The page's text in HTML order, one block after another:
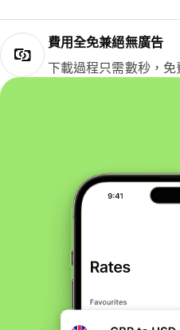
費用全免兼絕無廣告
下載過程只需數秒，免